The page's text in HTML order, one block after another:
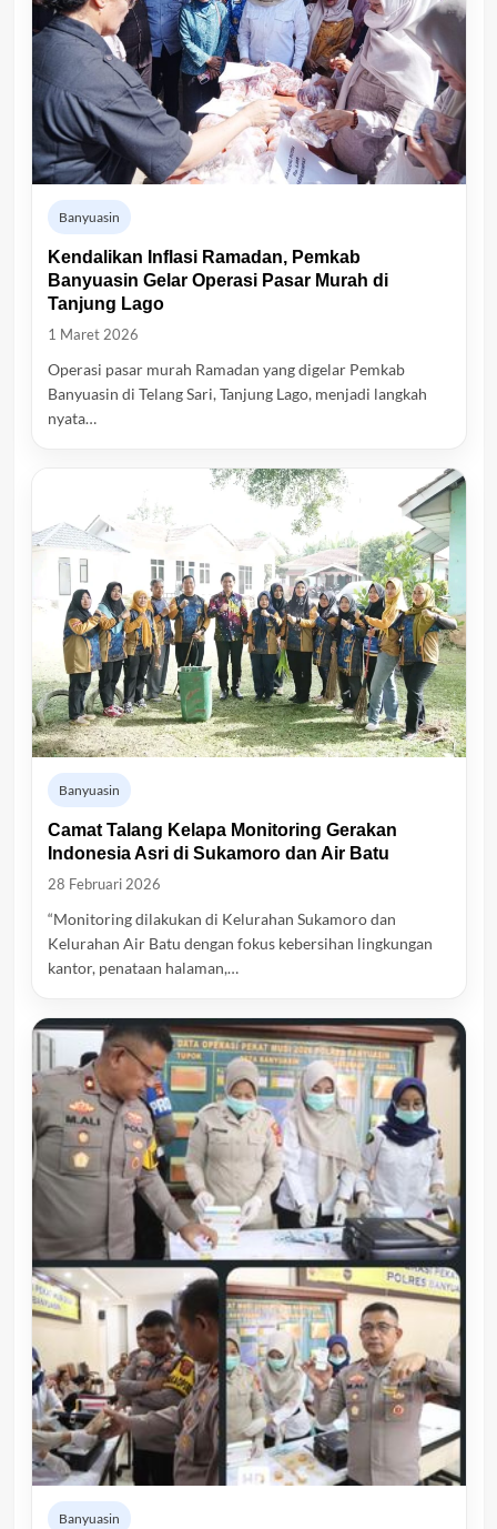
Banyuasin
Kendalikan Inflasi Ramadan, Pemkab
Banyuasin Gelar Operasi Pasar Murah di
Tanjung Lago
1 Maret 2026
Operasi pasar murah Ramadan yang digelar Pemkab
Banyuasin di Telang Sari, Tanjung Lago, menjadi langkah
nyata…
Banyuasin
Camat Talang Kelapa Monitoring Gerakan
Indonesia Asri di Sukamoro dan Air Batu
28 Februari 2026
“Monitoring dilakukan di Kelurahan Sukamoro dan
Kelurahan Air Batu dengan fokus kebersihan lingkungan
kantor, penataan halaman,…
Banyuasin